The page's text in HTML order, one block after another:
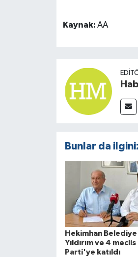
Kaynak: AA
Bunlar da
Hekimhan Belediye
Yıldırım ve 4
Parti'ye katıldı